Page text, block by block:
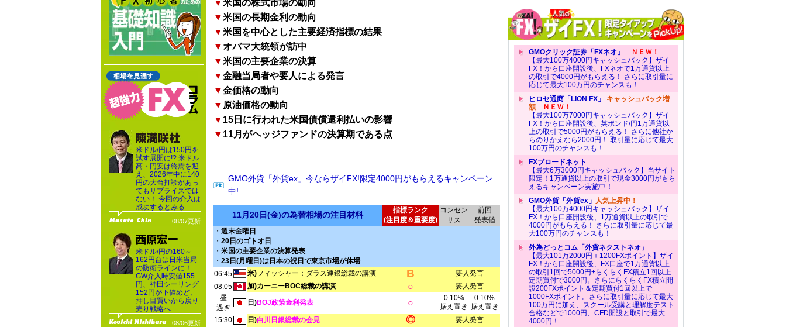
▼米国の株式市場の動向
▼米国の長期金利の動向
▼米国を中心とした主要経済指標の結果
▼オバマ大統領が訪中
▼米国の主要企業の決算
▼金融当局者や要人による発言
▼金価格の動向
▼ 原油価格の動向
▼ 15日に行われた米国債償還利払いの影響
▼ 11月がヘッジファンドの決算期である点
GMO外貨「外貨ex」今ならザイFX!限定4000円がもらえるキャンペーン
中!
11月20日(金)の為替相場の注目材料
指標ランク
(注目度＆重要度)
コンセン
サス
前回
発表値
・ 週末金曜日
・ 20日のゴトオ日
・ 米国の主要企業の決算発表
・ 23日(月曜日)は日本の祝日で東京市場が休場
06:45
米)フィッシャー：ダラス連銀総裁の講演 B
要人発言
08:05
加)カーニーBOC総裁の講演 ○
要人発言
昼
過ぎ
日)BOJ政策金利発表 ○
0.10%
据え置き
0.10%
据え置き
15:30
日)白川日銀総裁の会見 ◎ 要人発言
GMOクリック証券「FXネオ」
ＮＥＷ！
【最大100万4000円キャッシュバック】ザイ
FX！から口座開設後、FXネオで1万通貨以上
の取引で4000円がもらえる！ さらに取引量に
応じて最大100万円のチャンスも！
ヒロセ通商「LION FX」 キャッシュバック増
額ＮＥＷ！
【最大100万7000円キャッシュバック】ザイ
FX！から口座開設後、英ポンド/円1万通貨以
上の取引で5000円がもらえる！ さらに他社か
らのりかえなら2000円！ 取引量に応じて最大
100万円のチャンスも！
FXブロードネット
【最大6万3000円キャッシュバック】当サイト
限定！1万通貨以上の取引で現金3000円がもら
えるキャンペーン実施中！
GMO外貨「外貨ex」 人気上昇中！
【最大100万4000円キャッシュバック】ザイ
FX！から口座開設後、1万通貨以上の取引で
4000円がもらえる！ さらに取引量に応じて最
大100万円のチャンスも！
外為どっとコム「外貨ネクストネオ」
【最大101万2000円＋1200FXポイント】ザイ
FX！から口座開設後、FX口座で1万通貨以上
の取引1回で5000円+らくらくFX積立1回以上
定期買付で3000円。さらにらくらくFX積立開
設200FXポイント＆定期買付1回以上で
1000FXポイント。さらに取引量に応じて最大
100万円に加え、スクール受講と理解度テスト
合格などで1000円、CFD開設と取引で最大
4000円！
米ドル/円は150円を
試す展開に!? 米ドル
高・円安は終焉を迎
え、2026年中に140
円の大台打診があっ
てもサプライズでは
ない！ 今回の介入は
成功するとみる
08/07更新
米ドル/円の160～
162円台は日米当局
の防衛ラインに！
GW介入時安値155
円、神田シーリング
152円が下値めど、
押し目買いから戻り
売り戦略へ
08/06更新